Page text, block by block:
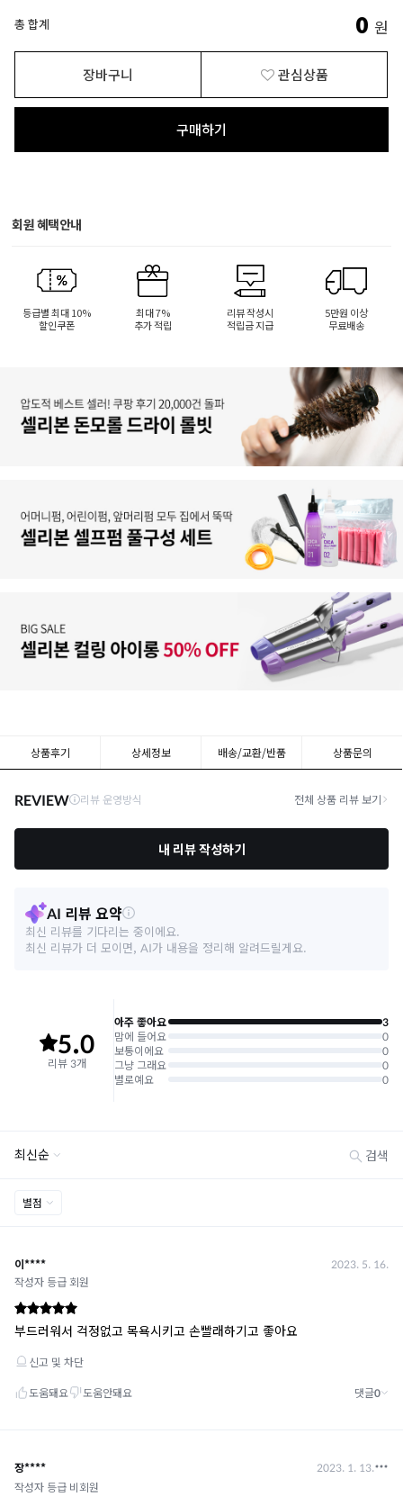
총 합계 0 원
장바구니 관심상품
구매하기
회원 혜택안내
등급별 최대 10%
할인쿠폰
최대 7%
추가 적립
리뷰 작성시
적립금 지급
5만원 이상
무료배송
상품후기 상세정보 배송/교환/반품 상품문의